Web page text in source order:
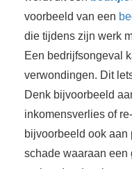
voorbeeld van een
die tijdens zijn werk
Een bedrijfsongeval
verwondingen. Dit
Denk bijvoorbeeld
inkomensverlies of
bijvoorbeeld ook
schade waaraan een